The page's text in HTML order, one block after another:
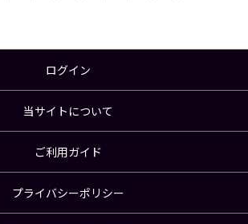
ログイン
当サイトについて
ご利用ガイド
プライバシーポリシー